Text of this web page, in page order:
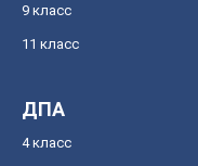
9 класс
11 класс
ДПА
4 класс